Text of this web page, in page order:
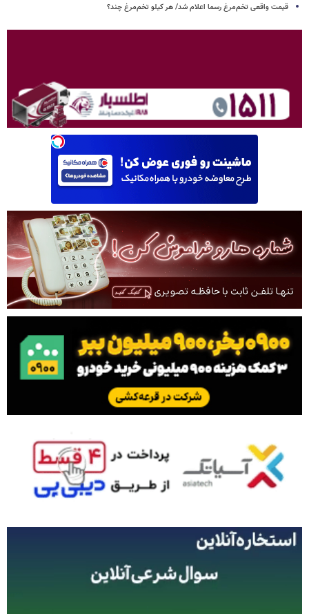
قیمت واقعی تخم‌مرغ رسما اعلام شد/ هر کیلو تخم‌مرغ چند؟